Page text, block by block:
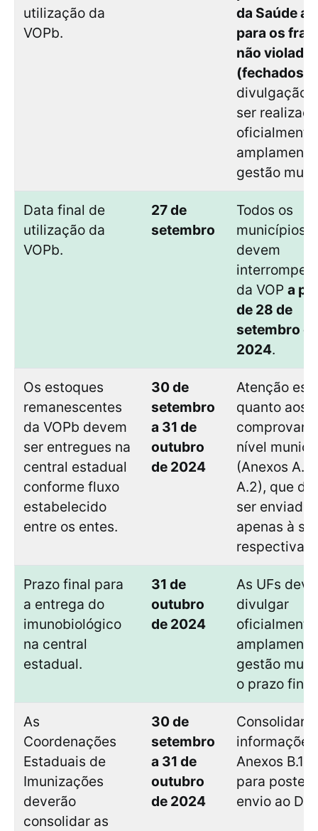
utilização da
VOPb.
da Saúde
para os
não
(fechados).
divulgação
ser realizada
gestão
Data final de
utilização da
VOPb.
27 de
setembro
Todos os
municípios
devem
interromper
da VOP a
de 28 de
setembro
2024.
Os estoques
remanescentes
da VOPb devem
ser entregues na
central estadual
conforme fluxo
estabelecido
entre os entes.
30 de
setembro
a 31 de
outubro
de 2024
Atenção
quanto aos
nível
(Anexos A.1
A.2), que
ser enviados
apenas à
respectiva
Prazo final para
a entrega do
imunobiológico
na central
estadual.
31 de
outubro
de 2024
As UFs
divulgar
gestão
o prazo final.
As
Coordenações
Estaduais de
Imunizações
deverão
consolidar as
30 de
setembro
a 31 de
outubro
de 2024
Consolidar
Anexos B.1
para
envio ao